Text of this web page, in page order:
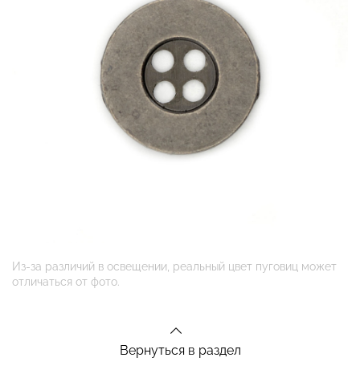
Из-за различий в освещении, реальный цвет пуговиц может
отличаться от фото.
Вернуться в раздел